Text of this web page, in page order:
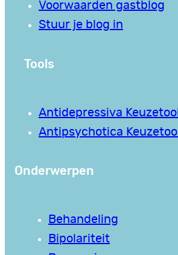
Voorwaarden gastblog
Stuur je blog in
Tools
Antidepressiva Keuzetool
Antipsychotica Keuzetool
Onderwerpen
Behandeling
Bipolariteit